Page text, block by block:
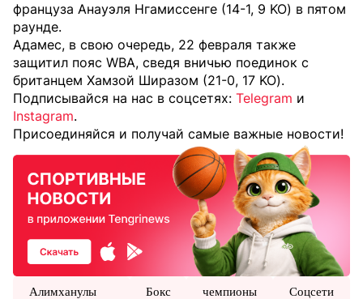
француза Анауэля Нгамиссенге (14-1, 9 KO) в пятом
раунде.
Адамес, в свою очередь, 22 февраля также
защитил пояс WBA, сведя вничью поединок с
британцем Хамзой Ширазом (21-0, 17 KO).
Подписывайся на нас в соцсетях: Telegram и
Instagram.
Присоединяйся и получай самые важные новости!
Алимханулы
Бокс чемпионы Соцсети